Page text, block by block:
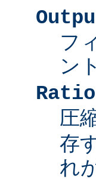
フ
ン
Ratio
圧
存
れ